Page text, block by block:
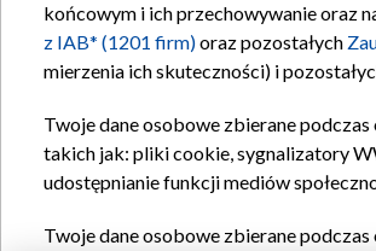
końcowym i ich przechowywanie oraz
z IAB* (1201 firm)oraz pozostałych
mierzenia ich skuteczności) i
Twoje dane osobowe zbierane
takich jak: pliki cookie, sygnalizatory
udostępnianie funkcji mediów
Twoje dane osobowe zbierane